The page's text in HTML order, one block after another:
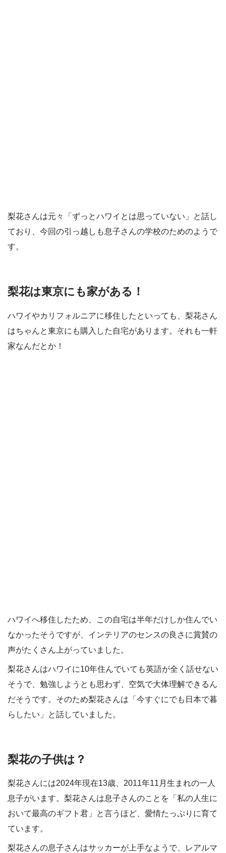
梨花さんは元々「ずっとハワイとは思っていない」と話し
ており、今回の引っ越しも息子さんの学校のためのようで
す。
梨花は東京にも家がある！
ハワイやカリフォルニアに移住したといっても、梨花さん
はちゃんと東京にも購入した自宅があります。それも一軒
家なんだとか！
ハワイへ移住したため、この自宅は半年だけしか住んでい
なかったそうですが、インテリアのセンスの良さに賞賛の
声がたくさん上がっていました。
梨花さんはハワイに10年住んでいても英語が全く話せない
そうで、勉強しようとも思わず、空気で大体理解できるん
だそうです。そのため梨花さんは「今すぐにでも日本で暮
らしたい」と話していました。
梨花の子供は？
梨花さんには2024年現在13歳、2011年11月生まれの一人
息子がいます。梨花さんは息子さんのことを「私の人生に
おいて最高のギフト君」と言うほど、愛情たっぷりに育て
ています。
梨花さんの息子さんはサッカーが上手なようで、レアルマ